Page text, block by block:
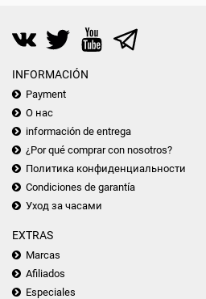
INFORMACIÓN
Payment
О нас
información de entrega
¿Por qué comprar con nosotros?
Политика конфиденциальности
Condiciones de garantía
Уход за часами
EXTRAS
Marcas
Afiliados
Especiales